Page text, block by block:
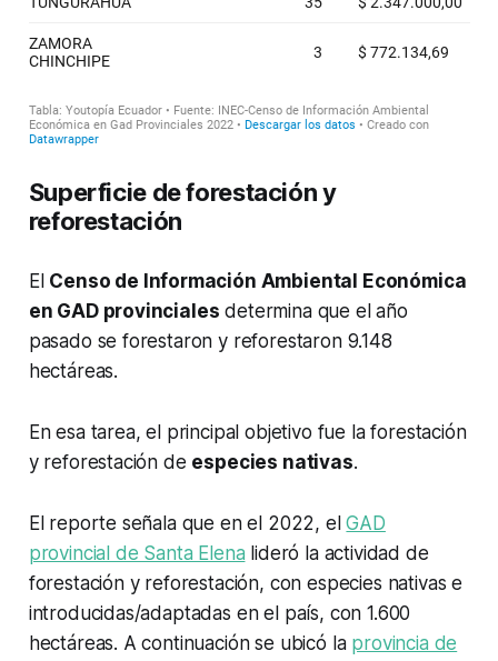
Superficie de forestación y
reforestación
El Censo de Información Ambiental Económica
en GAD provinciales determina que el año
pasado se forestaron y reforestaron 9.148
hectáreas.
En esa tarea, el principal objetivo fue la forestación
y reforestación de especies nativas.
El reporte señala que en el 2022, elGAD
provincial de Santa Elena lideró la actividad de
forestación y reforestación, con especies nativas e
introducidas/adaptadas en el país, con 1.600
hectáreas. A continuación se ubicó la provincia de